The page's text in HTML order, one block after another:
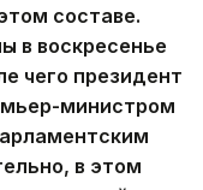
составе.
в воскресенье
чего президент
министром
в этом